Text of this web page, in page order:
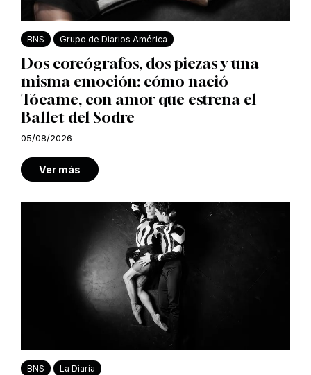
BNS Grupo de Diarios América
Dos coreógrafos, dos piezas y una
misma emoción: cómo nació
Tócame, con amor que estrena el
Ballet del Sodre
05/08/2026
Ver más
BNS La Diaria